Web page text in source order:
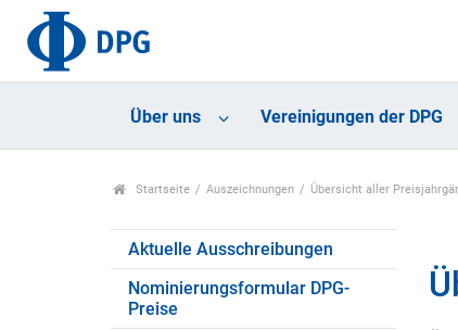
Über uns Vereinigungen der DPG
Startseite Auszeichnungen Übersicht aller
Aktuelle Ausschreibungen
Nominierungsformular DPG-
Preise